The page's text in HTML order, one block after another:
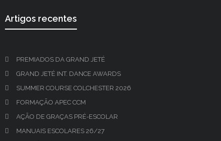
Artigos recentes
PREMIADOS DA GRAND JETÉ
GRAND JETÉ INT. DANCE AWARDS
SUMMER COURSE COLCHESTER 2026
FORMAÇÃO APEC CCM
AÇÃO DE GRAÇAS PRÉ-ESCOLAR
MANUAIS ESCOLARES 26/27